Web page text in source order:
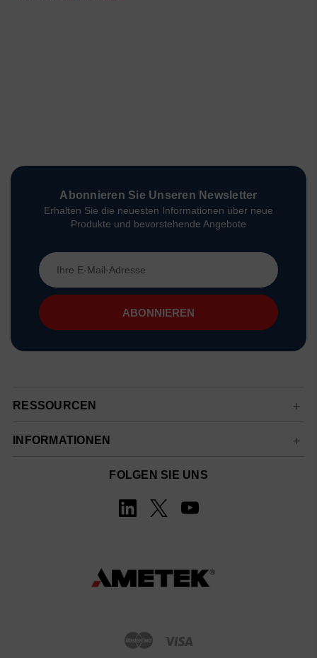
Abonnieren Sie Unseren Newsletter
Erhalten Sie die neuesten Informationen über neue
Produkte und bevorstehende Angebote
E-
Mail-
Adresse
RESSOURCEN
INFORMATIONEN
FOLGEN SIE UNS